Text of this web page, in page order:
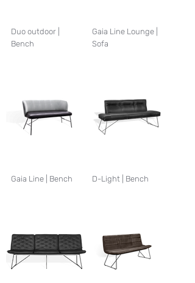
Duo outdoor |
Bench
Gaia Line Lounge |
Sofa
Gaia Line | Bench D-Light | Bench